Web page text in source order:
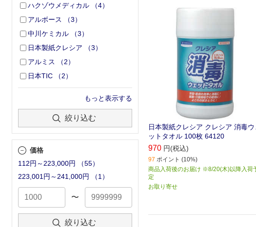
ハクゾウメディカル
（4）
アルボース
（3）
中川ケミカル
（3）
日本製紙クレシア
（3）
アルミス
（2）
日本TIC
（2）
もっと表示する
絞り込む
価格
112円～223,000円
（55）
223,001円～241,000円
（1 ）
〜
絞り込む
日本製紙クレシア クレシア 消毒ウ
ットタオル 100枚 64120
970 円(税込)
97 ポイント (10%)
商品入荷後のお届け ※8/20(木)以降入荷
定
お取り寄せ